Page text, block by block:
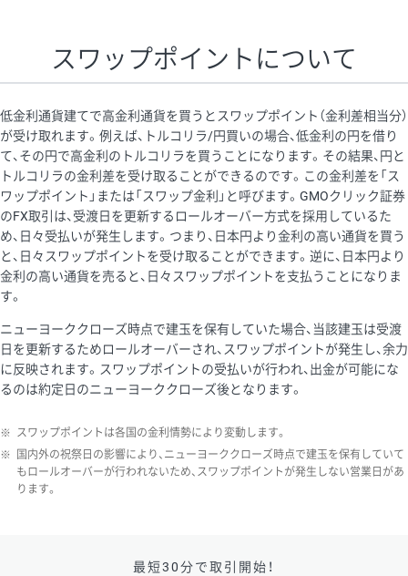
スワップポイントについて
低金利通貨建てで高金利通貨を買うとスワップポイント（金利差相当分）
が受け取れます。例えば、トルコリラ/円買いの場合、低金利の円を借り
て、その円で高金利のトルコリラを買うことになります。その結果、円と
トルコリラの金利差を受け取ることができるのです。この金利差を「ス
ワップポイント」または「スワップ金利」と呼びます。GMOクリック証券
のFX取引は、受渡日を更新するロールオーバー方式を採用しているた
め、日々受払いが発生します。つまり、日本円より金利の高い通貨を買う
と、日々スワップポイントを受け取ることができます。逆に、日本円より
金利の高い通貨を売ると、日々スワップポイントを支払うことになりま
す。
ニューヨーククローズ時点で建玉を保有していた場合、当該建玉は受渡
日を更新するためロールオーバーされ、スワップポイントが発生し、余力
に反映されます。スワップポイントの受払いが行われ、出金が可能にな
るのは約定日のニューヨーククローズ後となります。
※ スワップポイントは各国の金利情勢により変動します。
※
国内外の祝祭日の影響により、ニューヨーククローズ時点で建玉を保有していて
もロールオーバーが行われないため、スワップポイントが発生しない営業日があ
ります。
最短30分で取引開始！